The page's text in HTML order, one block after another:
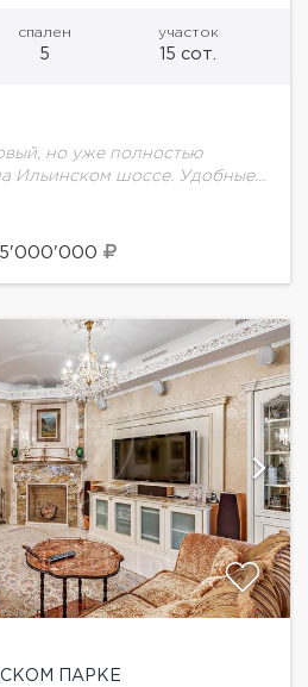
спален
5
участок
15 сот.
но уже полностью
Ильинском шоссе. Удобные
центр, магазины,
пансионат `Петрово-
ПАРКЕ